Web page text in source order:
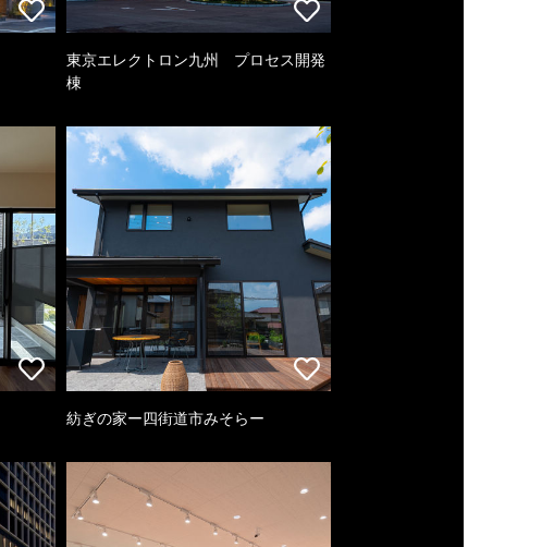
東京エレクトロン九州 プロセス開発
棟
紡ぎの家ー四街道市みそらー